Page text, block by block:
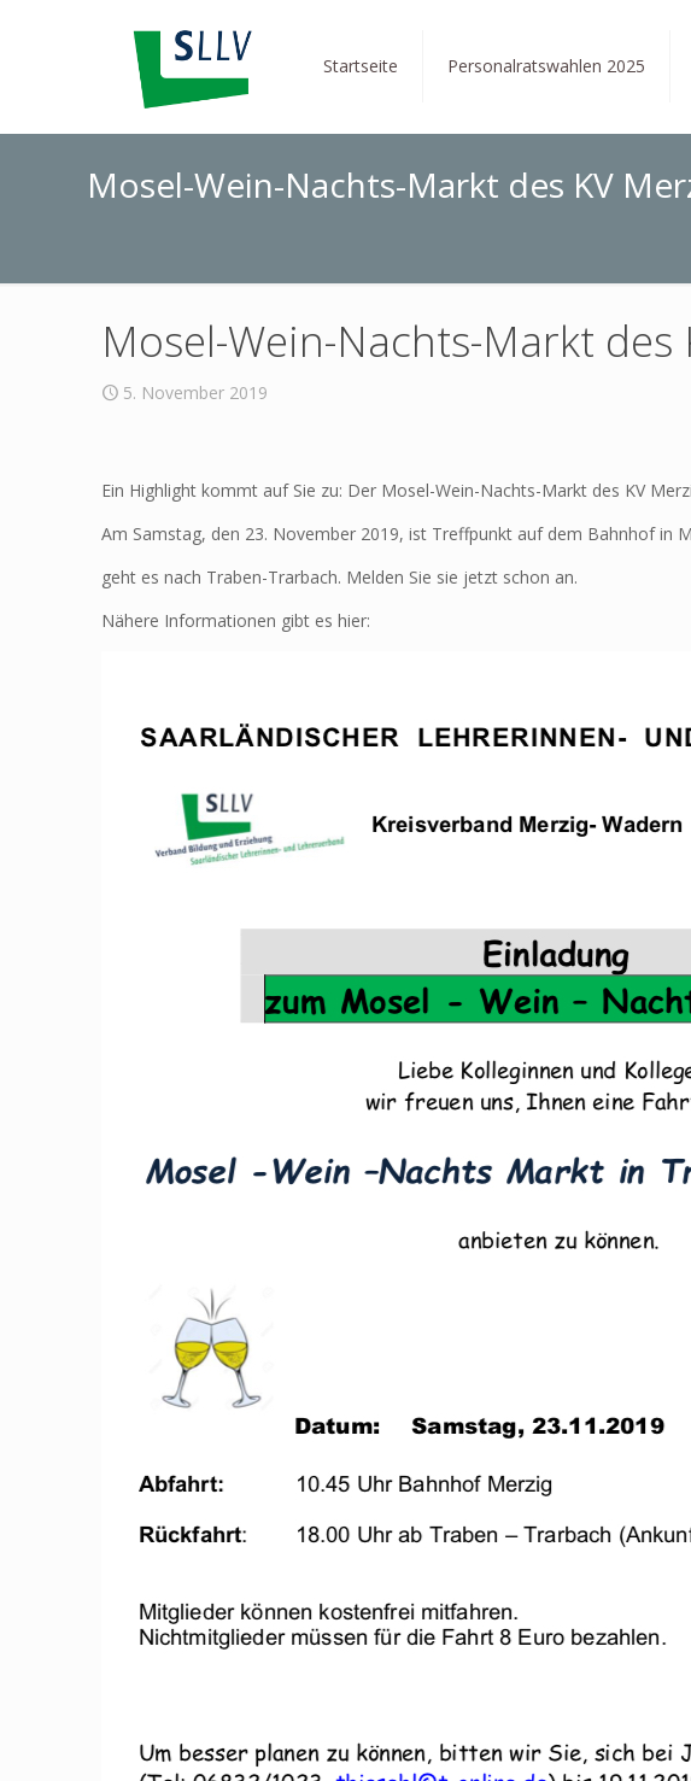
Startseite Personalratswahlen 2025
Mosel-Wein-Nachts-Markt des KV
Mosel-Wein-Nachts-Markt
5. November 2019
Ein Highlight kommt auf Sie zu: Der Mosel-Wein-Nachts-Markt des KV
Am Samstag, den 23. November 2019, ist Treffpunkt auf dem Bahnhof in
geht es nach Traben-Trarbach. Melden Sie sie jetzt schon an.
Nähere Informationen gibt es hier: